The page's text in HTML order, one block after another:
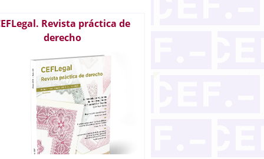
Revista práctica de
derecho